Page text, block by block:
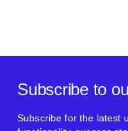
Subscribe to
Subscribe for the latest